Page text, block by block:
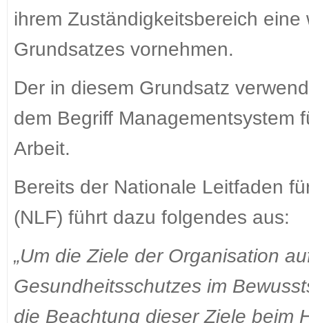
ihrem Zuständigkeitsbereich
Grundsatzes vornehmen.
Der in diesem Grundsatz
dem Begriff Managementsystem
Arbeit.
Bereits der Nationale Leitfaden
(NLF) führt dazu folgendes aus:
„Um die Ziele der Organisation
Gesundheitsschutzes im
die Beachtung dieser Ziele beim